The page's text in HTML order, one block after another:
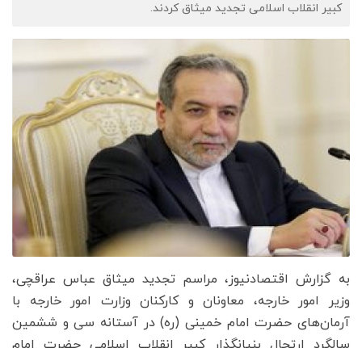
کبیر انقلاب اسلامی تجدید میثاق کردند.
به گزارش اقتصادنیوز، مراسم تجدید میثاق عباس عراقچی،
وزیر امور خارجه، معاونان و کارکنان وزارت امور خارجه با
آرمان‌های حضرت امام خمینی (ره) در آستانه سی و ششمین